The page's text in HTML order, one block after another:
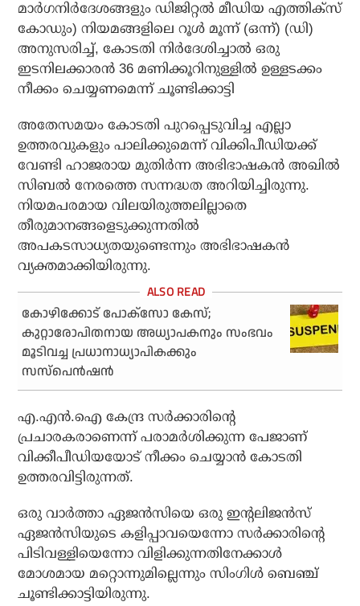
മാര്‍ഗനിര്‍ദേശങ്ങളും ഡിജിറ്റല്‍ മീഡിയ എത്തിക്സ്
കോഡും) നിയമങ്ങളിലെ റൂള്‍ മൂന്ന് (ഒന്ന്) (ഡി)
അനുസരിച്ച്, കോടതി നിര്‍ദേശിച്ചാല്‍ ഒരു
ഇടനിലക്കാരന്‍ 36 മണിക്കൂറിനുള്ളില്‍ ഉള്ളടക്കം
നീക്കം ചെയ്യണമെന്ന് ചൂണ്ടിക്കാട്ടി
അതേസമയം കോടതി പുറപ്പെടുവിച്ച എല്ലാ
ഉത്തരവുകളും പാലിക്കുമെന്ന് വിക്കിപീഡിയക്ക്
വേണ്ടി ഹാജരായ മുതിര്‍ന്ന അഭിഭാഷകന്‍ അഖില്‍
സിബല്‍ നേരത്തെ സന്നദ്ധത അറിയിച്ചിരുന്നു.
നിയമപരമായ വിലയിരുത്തലില്ലാതെ
തീരുമാനങ്ങളെടുക്കുന്നതില്‍
അപകടസാധ്യതയുണ്ടെന്നും അഭിഭാഷകന്‍
വ്യക്തമാക്കിയിരുന്നു.
കോഴിക്കോട് പോക്‌സോ കേസ്;
കുറ്റാരോപിതനായ അധ്യാപകനും സംഭവം
മൂടിവച്ച പ്രധാനാധ്യാപികക്കും
സസ്‌പെൻഷൻ
എ.എന്‍.ഐ കേന്ദ്ര സര്‍ക്കാരിന്റെ
പ്രചാരകരാണെന്ന് പരാമര്‍ശിക്കുന്ന പേജാണ്
വിക്കീപീഡിയയോട് നീക്കം ചെയ്യാന്‍ കോടതി
ഉത്തരവിട്ടിരുന്നത്.
ഒരു വാര്‍ത്താ ഏജന്‍സിയെ ഒരു ഇന്റലിജന്‍സ്
ഏജന്‍സിയുടെ കളിപ്പാവയെന്നോ സര്‍ക്കാരിന്റെ
പിടിവള്ളിയെന്നോ വിളിക്കുന്നതിനേക്കാള്‍
മോശമായ മറ്റൊന്നുമില്ലെന്നും സിംഗിള്‍ ബെഞ്ച്
ചൂണ്ടിക്കാട്ടിയിരുന്നു.